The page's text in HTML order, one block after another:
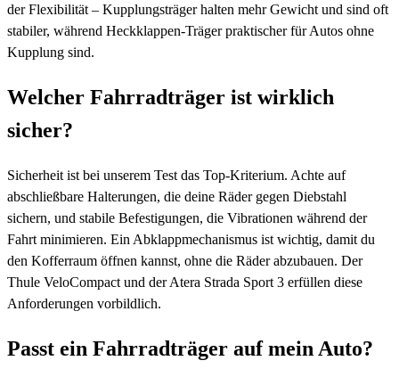
der Flexibilität – Kupplungsträger halten mehr Gewicht und sind oft
stabiler, während Heckklappen-Träger praktischer für Autos ohne
Kupplung sind.
Welcher Fahrradträger ist wirklich
sicher?
Sicherheit ist bei unserem Test das Top-Kriterium. Achte auf
abschließbare Halterungen, die deine Räder gegen Diebstahl
sichern, und stabile Befestigungen, die Vibrationen während der
Fahrt minimieren. Ein Abklappmechanismus ist wichtig, damit du
den Kofferraum öffnen kannst, ohne die Räder abzubauen. Der
Thule VeloCompact und der Atera Strada Sport 3 erfüllen diese
Anforderungen vorbildlich.
Passt ein Fahrradträger auf mein Auto?